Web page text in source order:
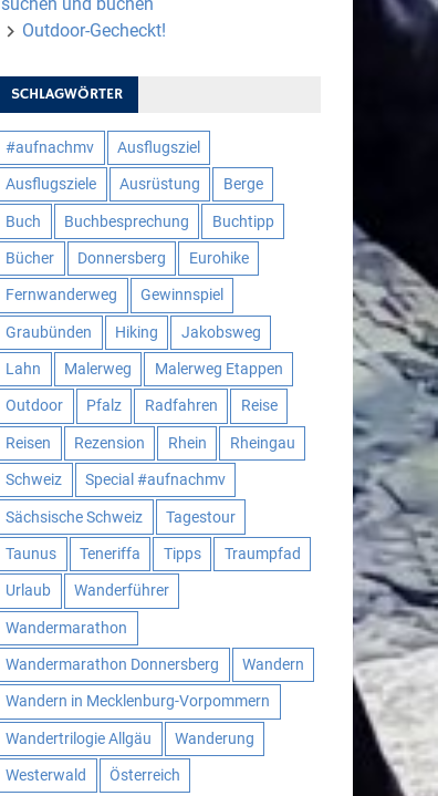
Outdoor-Gecheckt!
SCHLAGWÖRTER
#aufnachmv Ausflugsziel
Ausflugsziele Ausrüstung Berge
Buch Buchbesprechung Buchtipp
Bücher Donnersberg Eurohike
Fernwanderweg Gewinnspiel
Graubünden Hiking Jakobsweg
Lahn Malerweg Malerweg Etappen
Outdoor Pfalz Radfahren Reise
Reisen Rezension Rhein Rheingau
Schweiz Special #aufnachmv
Sächsische Schweiz Tagestour
Taunus Teneriffa Tipps Traumpfad
Urlaub Wanderführer
Wandermarathon
Wandermarathon Donnersberg Wandern
Wandern in Mecklenburg-Vorpommern
Wandertrilogie Allgäu Wanderung
Westerwald Österreich